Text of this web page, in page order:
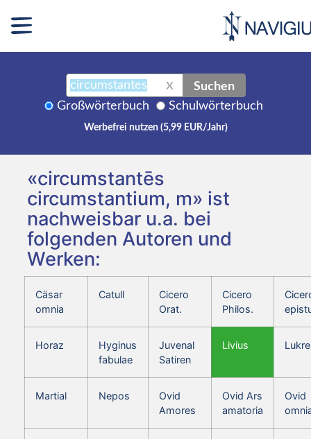
X Suchen
Großwörterbuch Schulwörterbuch
Werbefrei nutzen (5,99 EUR/Jahr)
«circumstantēs
circumstantium, m» ist
nachweisbar u.a. bei
folgenden Autoren und
Werken:
Cäsar
omnia
Catull
Cicero
Orat.
Cicero
Philos.
Horaz
Hyginus
fabulae
Juvenal
Satiren
Livius
Martial Nepos
Ovid
Amores
Ovid Ars
amatoria
Ovid